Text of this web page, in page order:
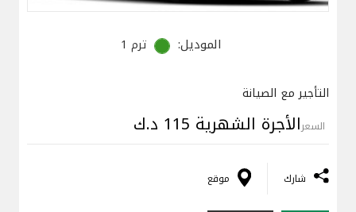
الموديل: ترم 1
التأجير مع الصيانة
السعرالأجرة الشهرية 115 د.ك
شارك موقع